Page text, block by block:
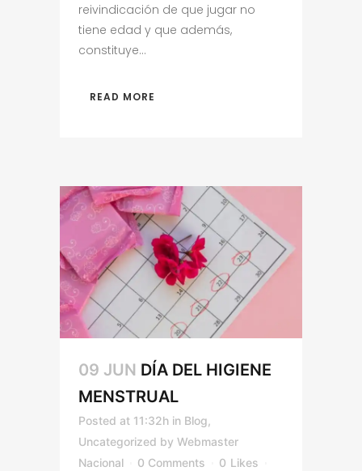
reivindicación de que jugar no
tiene edad y que además,
constituye...
READ MORE
09 JUN DÍA DEL HIGIENE
MENSTRUAL
Posted at 11:32h in Blog
Uncategorized by Webmaster
Nacional
0 Comments 0 Likes